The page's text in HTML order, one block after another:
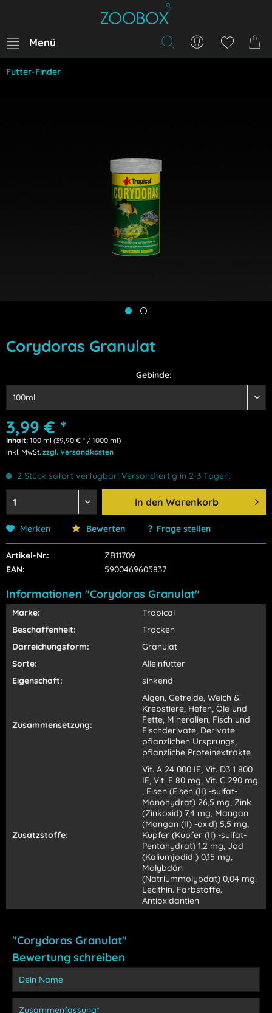
Menü
Futter-Finder
Corydoras Granulat
Gebinde:
3,99 € *
Inhalt: 100 ml (39,90 € * / 1000 ml)
inkl. MwSt. zzgl. Versandkosten
2 Stück sofort verfügbar! Versandfertig in 2-3 Tagen.
In den Warenkorb
Merken Bewerten Frage stellen
Artikel-Nr.:
ZB11709
EAN:
5900469605837
Informationen "Corydoras Granulat"
Marke:
Tropical
Beschaffenheit:
Trocken
Darreichungsform:
Granulat
Sorte:
Alleinfutter
Eigenschaft:
sinkend
Zusammensetzung:
Algen, Getreide, Weich &
Krebstiere, Hefen, Öle und
Fette, Mineralien, Fisch und
Fischderivate, Derivate
pflanzlichen Ursprungs,
pflanzliche Proteinextrakte
Zusatzstoffe:
Vit. A 24 000 IE, Vit. D3 1 800
IE, Vit. E 80 mg, Vit. C 290 mg.
, Eisen (Eisen (II) -sulfat-
Monohydrat) 26,5 mg, Zink
(Zinkoxid) 7,4 mg, Mangan
(Mangan (II) -oxid) 5,5 mg,
Kupfer (Kupfer (II) -sulfat-
Pentahydrat) 1,2 mg, Jod
(Kaliumjodid ) 0,15 mg,
Molybdän
(Natriummolybdat) 0,04 mg.
Lecithin. Farbstoffe.
Antioxidantien
"Corydoras Granulat"
Bewertung schreiben